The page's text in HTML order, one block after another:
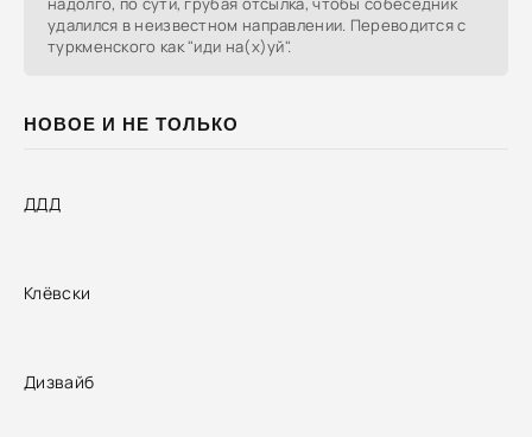
НОВОЕ И НЕ ТОЛЬКО
ДДД
Клёвски
Дизвайб
удалился в неизвестном направлении. Переводится с
туркменского как "иди на(х)уй".